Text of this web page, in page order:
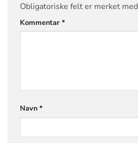
Obligatoriske felt er merket med
Kommentar *
Navn *